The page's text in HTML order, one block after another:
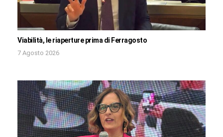
Viabilità, le riaperture prima di Ferragosto
7 Agosto 2026